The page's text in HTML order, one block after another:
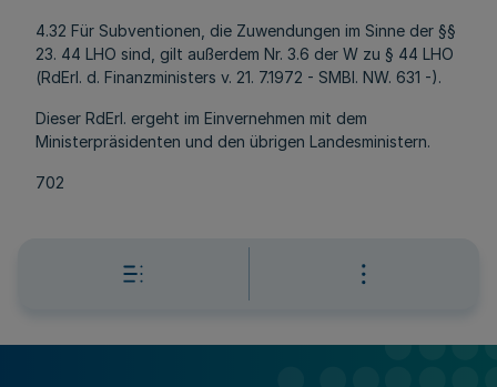
4.32 Für Subventionen, die Zuwendungen im Sinne der §§
23. 44 LHO sind, gilt außerdem Nr. 3.6 der W zu § 44 LHO
(RdErl. d. Finanzministers v. 21. 7.1972 - SMBl. NW. 631 -).
Dieser RdErl. ergeht im Einvernehmen mit dem
Ministerpräsidenten und den übrigen Landesministern.
702